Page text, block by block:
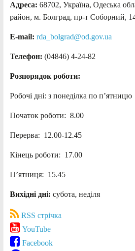
Адреса: 68702, Україна, Одеська
район, м. Болград, пр-т Соборний,
E-mail: rda_bolgrad@od.gov.ua
Телефон: (04846) 4-24-82
Розпорядок роботи:
Робочі дні: з понеділка по п’ятницю
Початок роботи: 8.00
Перерва: 12.00-12.45
Кінець роботи: 17.00
П’ятниця: 15.45
Вихідні дні: субота, неділя
RSS стрічка
YouTube
Facebook